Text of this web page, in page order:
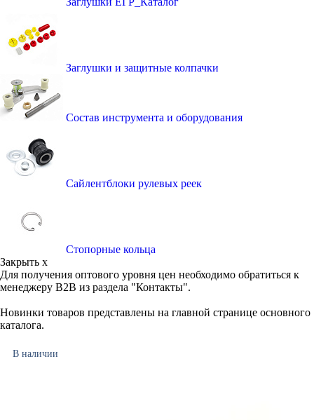
Заглушки и защитные колпачки
Состав инструмента и оборудования
Сайлентблоки рулевых реек
Стопорные кольца
Закрыть x
Для получения оптового уровня цен необходимо обратиться к
менеджеру B2B из раздела "Контакты".
Новинки товаров представлены на главной странице основного
каталога.
В наличии